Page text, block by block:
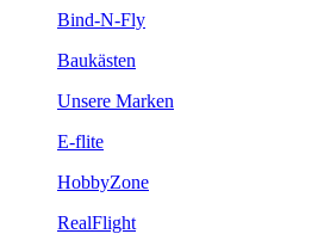
Bind-N-Fly
Baukästen
Unsere Marken
E-flite
HobbyZone
RealFlight